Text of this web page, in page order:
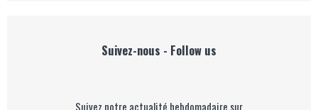
Suivez-nous - Follow us
Suivez notre actualité hebdomadaire sur